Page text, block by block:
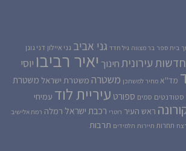
בית ספר בר מצווה גיל חדד גני אביב גני איילון דני גונן
עירוניתחינוך יאיר רביבו יוסי
מד''א מחיר למשתכן משטרה משטרת ישראל משטרת
סטודנטים סמים ספורט עיריית לוד עמיחי
ראש העיר רוטרי רכבת ישראל רמלה רמת אלישיב
תחרות תיירות תלמידים תרבות